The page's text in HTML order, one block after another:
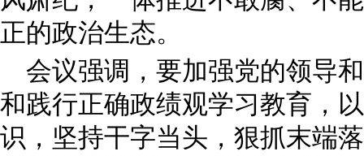
正的政治生态。
会议强调，要加强党的领导
和践行正确政绩观学习教育，
识，坚持干字当头，狠抓末端